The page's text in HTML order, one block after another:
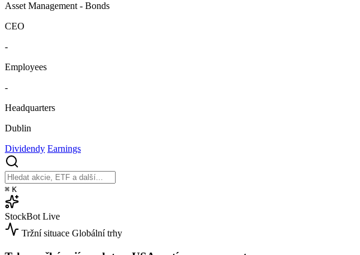
Asset Management - Bonds
CEO
-
Employees
-
Headquarters
Dublin
Dividendy Earnings
⌘ K
StockBot Live
Tržní situace Globální trhy